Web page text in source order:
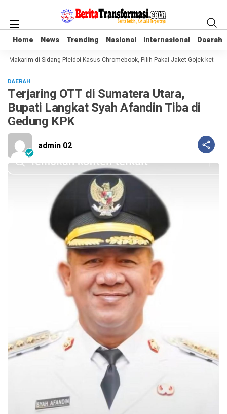
Home News Trending Nasional Internasional Daerah
Home News Trending Nasional Internasional Daerah
Makarim di Sidang Pleidoi Kasus Chromebook, Pilih Pakai Jaket Gojek
DAERAH
Terjaring OTT di Sumatera Utara,
Bupati Langkat Syah Afandin Tiba di
Gedung KPK
admin 02